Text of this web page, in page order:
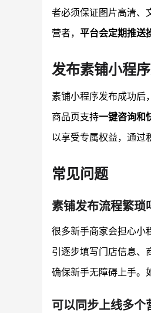
者必须保证图片高清、
营者， 平台会定期推送
发布素铺小程
素铺小程序发布成功后
商品页支持一键咨询和
以享受专属权益，通过
常见问题
素铺发布流程繁琐
很多新手商家会担心小
引逐步填写门店信息、
确保新手无障碍上手。
可以同步上线多个